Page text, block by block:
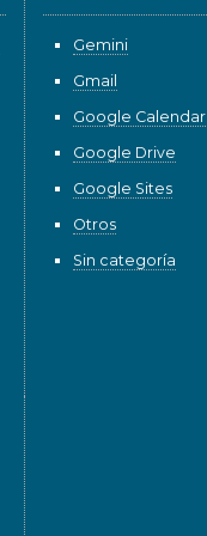
Gemini
Gmail
Google Calendar
Google Drive
Google Sites
Otros
Sin categoría